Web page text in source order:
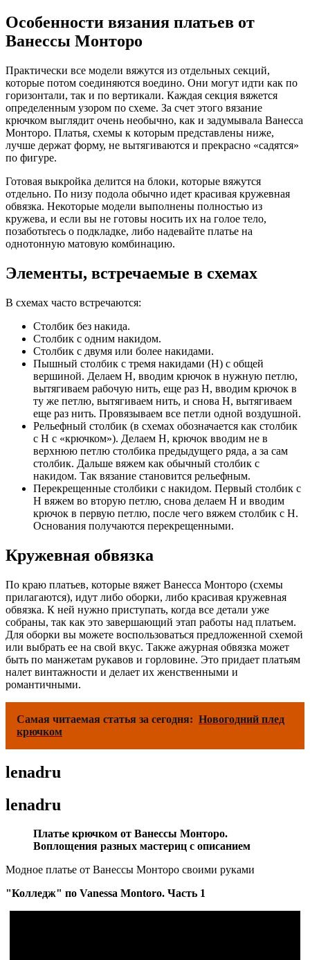
Особенности вязания платьев от
Ванессы Монторо
Практически все модели вяжутся из отдельных секций,
которые потом соединяются воедино. Они могут идти как по
горизонтали, так и по вертикали. Каждая секция вяжется
определенным узором по схеме. За счет этого вязание
крючком выглядит очень необычно, как и задумывала Ванесса
Монторо. Платья, схемы к которым представлены ниже,
лучше держат форму, не вытягиваются и прекрасно «садятся»
по фигуре.
Готовая выкройка делится на блоки, которые вяжутся
отдельно. По низу подола обычно идет красивая кружевная
обвязка. Некоторые модели выполнены полностью из
кружева, и если вы не готовы носить их на голое тело,
позаботьтесь о подкладке, либо надевайте платье на
однотонную матовую комбинацию.
Элементы, встречаемые в схемах
В схемах часто встречаются:
Столбик без накида.
Столбик с одним накидом.
Столбик с двумя или более накидами.
Пышный столбик с тремя накидами (Н) с общей
вершиной. Делаем Н, вводим крючок в нужную петлю,
вытягиваем рабочую нить, еще раз Н, вводим крючок в
ту же петлю, вытягиваем нить, и снова Н, вытягиваем
еще раз нить. Провязываем все петли одной воздушной.
Рельефный столбик (в схемах обозначается как столбик
с Н с «крючком»). Делаем Н, крючок вводим не в
верхнюю петлю столбика предыдущего ряда, а за сам
столбик. Дальше вяжем как обычный столбик с
накидом. Так вязание становится рельефным.
Перекрещенные столбики с накидом. Первый столбик с
Н вяжем во вторую петлю, снова делаем Н и вводим
крючок в первую петлю, после чего вяжем столбик с Н.
Основания получаются перекрещенными.
Кружевная обвязка
По краю платьев, которые вяжет Ванесса Монторо (схемы
прилагаются), идут либо оборки, либо красивая кружевная
обвязка. К ней нужно приступать, когда все детали уже
собраны, так как это завершающий этап работы над платьем.
Для оборки вы можете воспользоваться предложенной схемой
или выбрать ее на свой вкус. Также ажурная обвязка может
быть по манжетам рукавов и горловине. Это придает платьям
налет винтажности и делает их женственными и
романтичными.
Самая читаемая статья за сегодня: Новогодний плед
крючком
lenadru
lenadru
Платье крючком от Ванессы Монторо.
Воплощения разных мастериц с описанием
Модное платье от Ванессы Монторо своими руками
"Колледж" по Vanessa Montoro. Часть 1